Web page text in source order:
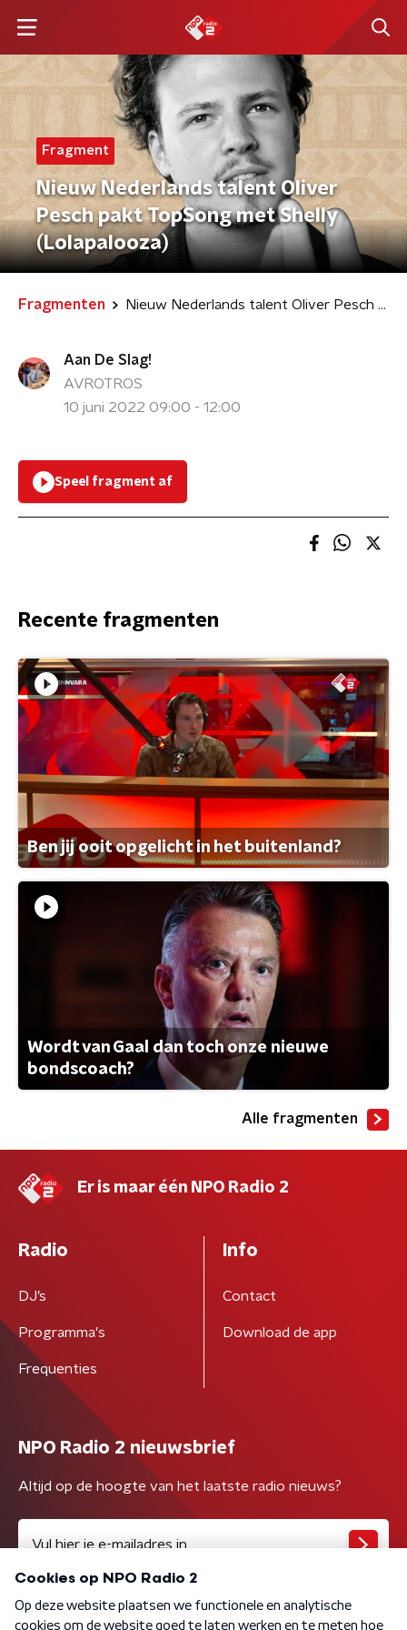
Fragment
Nieuw Nederlands talent Oliver
Pesch pakt TopSong met Shelly
(Lolapalooza)
Fragmenten Nieuw Nederlands talent Oliver Pesch pakt TopSong met Shelly (Lolapalooza)
Aan De Slag!
AVROTROS
10 juni 2022 09:00 - 12:00
Speel fragment af
Recente fragmenten
Ben jij ooit opgelicht in het buitenland?
Wordt van Gaal dan toch onze nieuwe
bondscoach?
Alle fragmenten
Er is maar één NPO Radio 2
Radio
DJ’s
Programma's
Frequenties
Info
Contact
Download de app
NPO Radio 2 nieuwsbrief
Altijd op de hoogte van het laatste radio nieuws?